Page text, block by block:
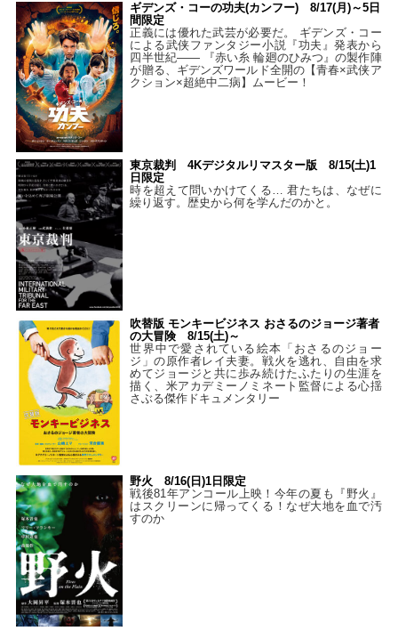
ギデンズ・コーの功夫(カンフー) 8/17(月)～5日
間限定
正義には優れた武芸が必要だ。 ギデンズ・コー
による武侠ファンタジー小説『功夫』発表から
四半世紀―― 『赤い糸 輪廻のひみつ』の製作陣
が贈る、ギデンズワールド全開の【青春×武侠ア
クション×超絶中二病】ムービー！
東京裁判 4Kデジタルリマスター版 8/15(土)1
日限定
時を超えて問いかけてくる… 君たちは、なぜに
繰り返す。歴史から何を学んだのかと。
吹替版 モンキービジネス おさるのジョージ著者
の大冒険 8/15(土)～
世界中で愛されている絵本「おさるのジョー
ジ」の原作者レイ夫妻。戦火を逃れ、自由を求
めてジョージと共に歩み続けたふたりの生涯を
描く、米アカデミーノミネート監督による心揺
さぶる傑作ドキュメンタリー
野火 8/16(日)1日限定
戦後81年アンコール上映！今年の夏も『野火』
はスクリーンに帰ってくる！なぜ大地を血で汚
すのか